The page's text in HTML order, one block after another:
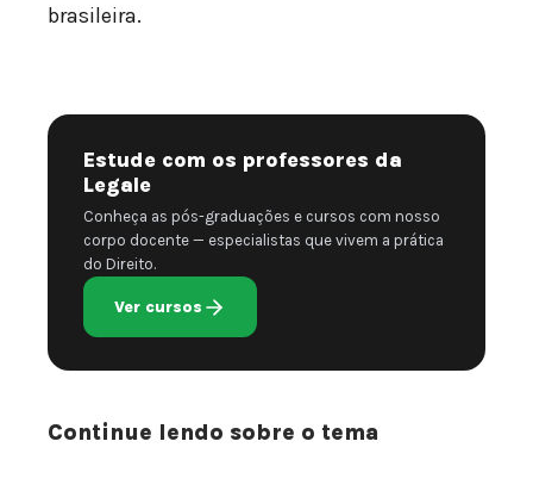
brasileira.
Estude com os professores da
Legale
Conheça as pós-graduações e cursos com nosso
corpo docente — especialistas que vivem a prática
do Direito.
Ver cursos
Continue lendo sobre o tema